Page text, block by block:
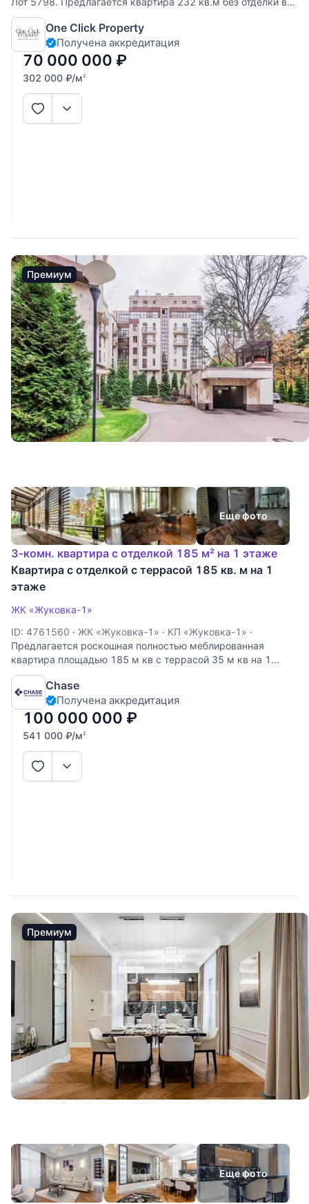
ЖК «Жуковка Шале». В квартире можно
спланировать просторную гостиную с отличным балконом,
кухню, столовую, три спальни с ванными комнатами и
гардеробными. Приятные виды на парк и
One Click Property
Получена аккредитация
70 000 000 ₽
302 000 ₽/м2
Премиум
Еще фото
3-комн. квартира с отделкой 185 м² на 1 этаже
Квартира с отделкой с террасой 185 кв. м на 1
этаже
ЖК «Жуковка-1»
ID: 4761560 · ЖК «Жуковка-1» · КП «Жуковка-1» ·
Предлагается роскошная полностью меблированная
квартира площадью 185 м кв с террасой 35 м кв на 1
этаже / 7 этажного дома в КП Жуковка-1! Дизайнерский
ремонт с использованием импортных материалов от
ведущих производителей! Планировка включает в себя
Chase
Получена аккредитация
100 000 000 ₽
541 000 ₽/м2
Премиум
Еще фото